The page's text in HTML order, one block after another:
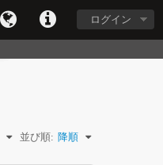
ログイン
並び順: 降順